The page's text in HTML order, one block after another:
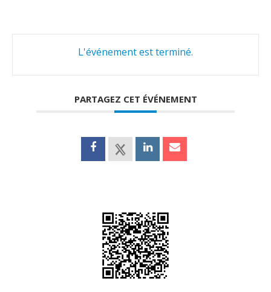
L'événement est terminé.
PARTAGEZ CET ÉVÉNEMENT